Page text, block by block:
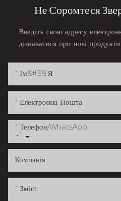
Не Соромтеся
Введіть свою адресу
дізнаватися про нові продукти
Ім&#39;я
Електронна Пошта
+1
Телефон/WhatsApp
Компанія
Зміст